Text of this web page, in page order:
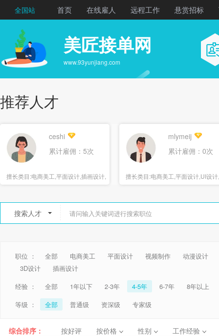
全国站 首页 在线雇人 远程工作 悬赏招标
美匠接单网
www.93yunjiang.com
推荐人才
ceshi
累计雇佣：5次
擅长类目:电商美工,平面设计,插画设计,
海报设计
mlymeij
累计雇佣：0次
擅长类目:电商美工,平面设计,UI设
报设计
搜索人才
职位 ： 全部 电商美工 平面设计 视频制作
动漫设计
3D设计
插画设计
经验 ：
全部 1年以下 2-3年 4-5年 6-7年
8年以上
等级 ：
全部 普通级 资深级 专家级
综合排序： 按好评 按价格 性别 工作经验